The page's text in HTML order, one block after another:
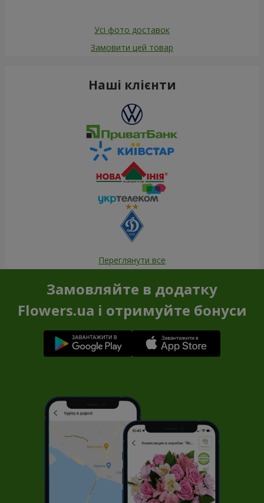
Усі фото доставок
Замовити цей товар
Наші клієнти
Переглянути все
Замовляйте в додатку
Flowers.ua і отримуйте бонуси